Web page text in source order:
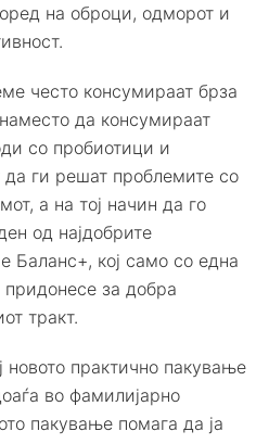
на оброци, одморот и
често консумираат брза
да консумираат
со пробиотици и
ги решат проблемите со
а на тој начин да го
од најдобрите
Баланс+, кој само со една
за добра
тракт.
новото практично пакување
во фамилијарно
пакување помага да ја